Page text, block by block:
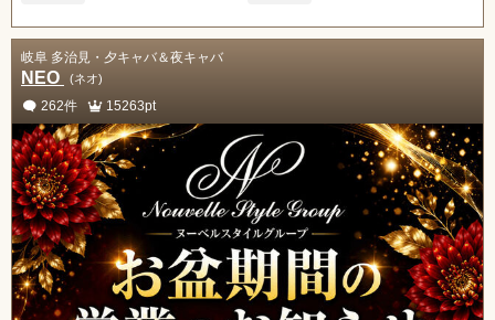
岐阜 多治見・夕キャバ＆夜キャバ
NEO (ネオ)
262件 15263pt